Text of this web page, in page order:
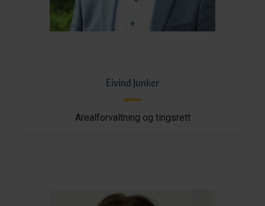
Eivind Junker
Arealforvaltning og tingsrett